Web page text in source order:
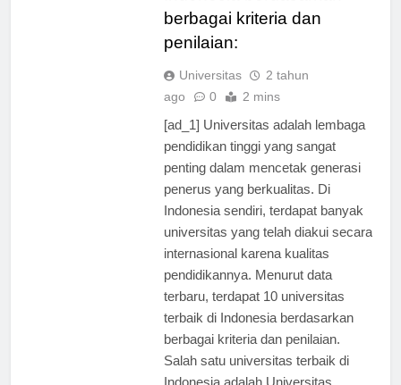
Indonesia berdasarkan
berbagai kriteria dan
penilaian:
Universitas
2 tahun
[ad_1] Universitas adalah lembaga
pendidikan tinggi yang sangat
penting dalam mencetak generasi
penerus yang berkualitas. Di
Indonesia sendiri, terdapat banyak
universitas yang telah diakui secara
internasional karena kualitas
pendidikannya. Menurut data
terbaru, terdapat 10 universitas
terbaik di Indonesia berdasarkan
berbagai kriteria dan penilaian.
Salah satu universitas terbaik di